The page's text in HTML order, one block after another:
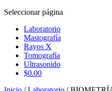
Seleccionar página
Laboratorio
Mastografía
Rayos X
Tomografía
Ultrasonido
$0.00